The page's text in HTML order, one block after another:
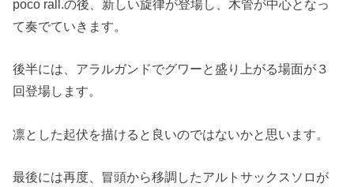
poco rall.の後、新しい旋律が登場し、木管が中心となっ
て奏でていきます。
後半には、アラルガンドでグワーと盛り上がる場面が３
回登場します。
凛とした起伏を描けると良いのではないかと思います。
最後には再度、冒頭から移調したアルトサックスソロが